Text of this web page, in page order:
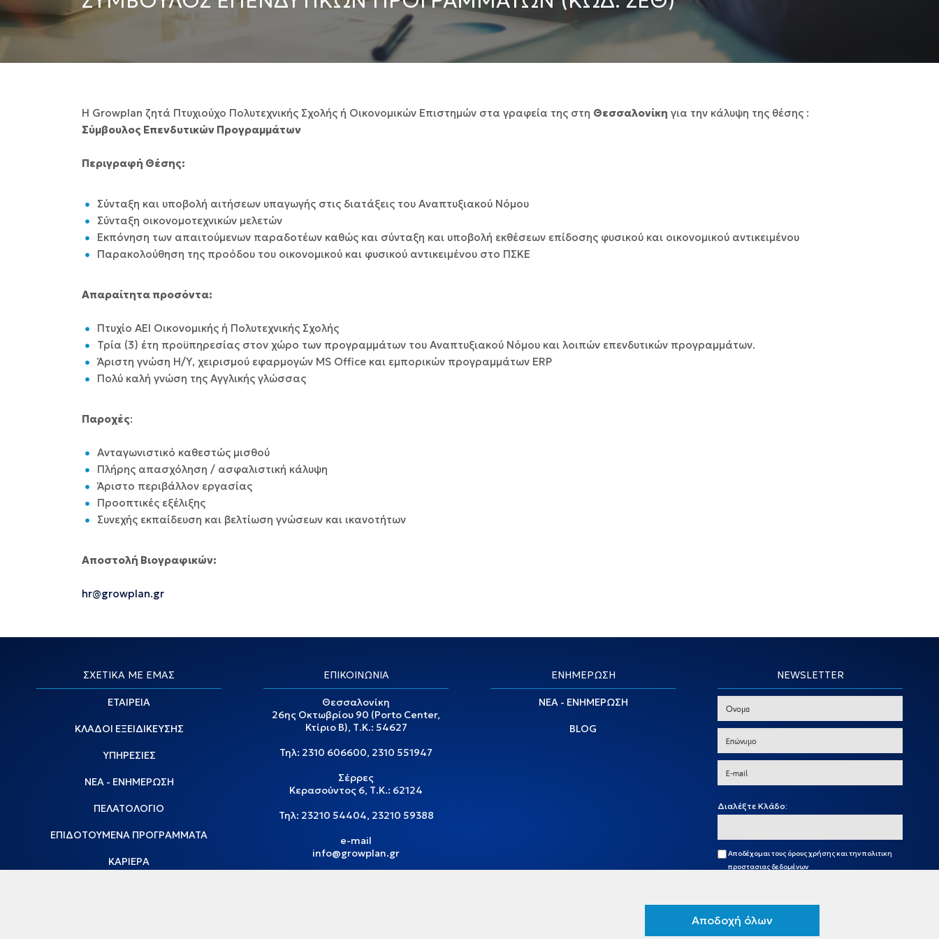
Αποδοχή όλων
Η Growplan ζητά Πτυχιούχο Πολυτεχνικής Σχολής ή Οικονομικών Επιστημών στα γραφεία της στη Θεσσαλονίκη για την κάλυψη της θέσης :
Σύμβουλος Επενδυτικών Προγραμμάτων
Περιγραφή Θέσης:
Σύνταξη και υποβολή αιτήσεων υπαγωγής στις διατάξεις του Αναπτυξιακού Νόμου
Σύνταξη οικονομοτεχνικών μελετών
Εκπόνηση των απαιτούμενων παραδοτέων καθώς και σύνταξη και υποβολή εκθέσεων επίδοσης φυσικού και οικονομικού αντικειμένου
Παρακολούθηση της προόδου του οικονομικού και φυσικού αντικειμένου στο ΠΣΚΕ
Απαραίτητα προσόντα:
Πτυχίο ΑΕΙ Οικονομικής ή Πολυτεχνικής Σχολής
Τρία (3) έτη προϋπηρεσίας στον χώρο των προγραμμάτων του Αναπτυξιακού Νόμου και λοιπών επενδυτικών προγραμμάτων.
Άριστη γνώση Η/Υ, χειρισμού εφαρμογών MS Office και εμπορικών προγραμμάτων ERP
Πολύ καλή γνώση της Αγγλικής γλώσσας
Παροχές:
Ανταγωνιστικό καθεστώς μισθού
Πλήρης απασχόληση / ασφαλιστική κάλυψη
Άριστο περιβάλλον εργασίας
Προοπτικές εξέλιξης
Συνεχής εκπαίδευση και βελτίωση γνώσεων και ικανοτήτων
Αποστολή Βιογραφικών:
hr@growplan.gr
ΣΧΕΤΙΚΑ ΜΕ ΕΜΑΣ
ΕΤΑΙΡΕΙΑ
ΚΛΑΔΟΙ ΕΞΕΙΔΙΚΕΥΣΗΣ
ΥΠΗΡΕΣΙΕΣ
ΝΕΑ - ΕΝΗΜΕΡΩΣΗ
ΠΕΛΑΤΟΛΟΓΙΟ
ΕΠΙΔΟΤΟΥΜΕΝΑ ΠΡΟΓΡΑΜΜΑΤΑ
ΚΑΡΙΕΡΑ
ΕΠΙΚΟΙΝΩΝΙΑ
Θεσσαλονίκη
26ης Οκτωβρίου 90 (Porto Center,
Κτίριο Β), Τ.Κ.: 54627
Τηλ: 2310 606600, 2310 551947
Σέρρες
Κερασούντος 6, Τ.Κ.: 62124
Τηλ: 23210 54404, 23210 59388
e-mail
info@growplan.gr
ΕΝΗΜΕΡΩΣΗ
ΝΕΑ - ΕΝΗΜΕΡΩΣΗ
BLOG
NEWSLETTER
Διαλέξτε Κλάδο:
Αποδέχομαι τουςόρους χρήσηςκαι τηνπολιτικη
προστασιας δεδομένων